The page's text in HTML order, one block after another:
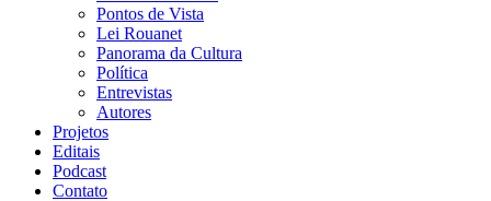
Pontos de Vista
Lei Rouanet
Panorama da Cultura
Política
Entrevistas
Autores
Projetos
Editais
Podcast
Contato